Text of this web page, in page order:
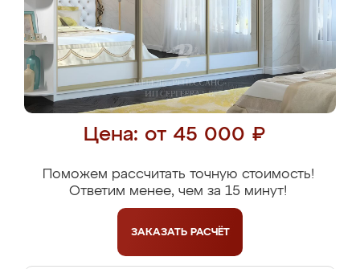
Цена: от 45 000 ₽
Поможем рассчитать точную стоимость!
Ответим менее, чем за 15 минут!
ЗАКАЗАТЬ РАСЧЁТ